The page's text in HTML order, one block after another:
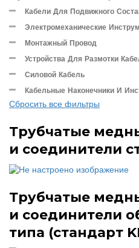
Кабели Для Подвижного
Электромеханические
Монтажный Провод
Устройства Для Размотки
Силовой Кабель
Кабельные Наконечники И
Сбросить все фильтры
Трубчатые
и соединители
Трубчатые
и соединители
типа (стандарт